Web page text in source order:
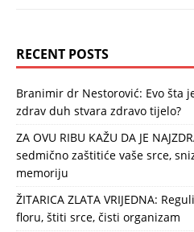
RECENT POSTS
Branimir dr Nestorović: Evo šta
zdrav duh stvara zdravo tijelo?
ZA OVU RIBU KAŽU DA JE
sedmično zaštitiće vaše srce,
memoriju
ŽITARICA ZLATA VRIJEDNA:
floru, štiti srce, čisti organizam